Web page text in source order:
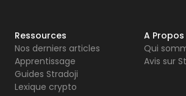
Ressources
Nos derniers articles
Apprentissage
Guides Stradoji
Lexique crypto
A Propos
Qui
Avis sur